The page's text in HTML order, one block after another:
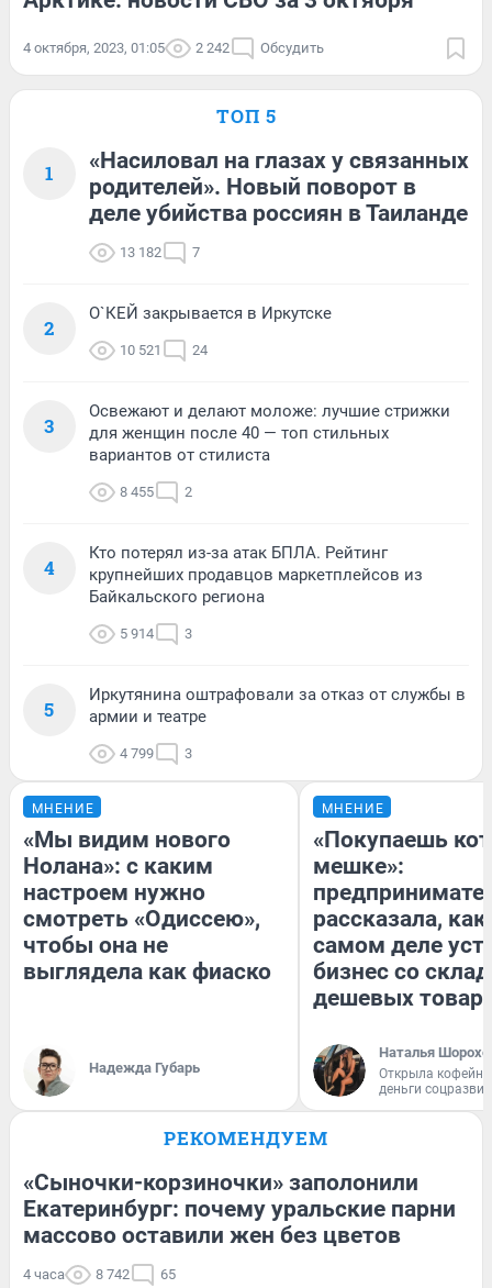
4 октября, 2023, 01:05 2 242 Обсудить
ТОП 5
1
«Насиловал на глазах у связанных
родителей». Новый поворот в
деле убийства россиян в Таиланде
13 182 7
2
О`КЕЙ закрывается в Иркутске
10 521 24
3
Освежают и делают моложе: лучшие стрижки
для женщин после 40 — топ стильных
вариантов от стилиста
8 455 2
4
Кто потерял из-за атак БПЛА. Рейтинг
крупнейших продавцов маркетплейсов из
Байкальского региона
5 914 3
5
Иркутянина оштрафовали за отказ от службы в
армии и театре
4 799 3
МНЕНИЕ
«Мы видим нового
Нолана»: с каким
настроем нужно
смотреть «Одиссею»,
чтобы она не
выглядела как фиаско
Надежда Губарь
МНЕНИЕ
«Покупаешь
мешке»:
рассказала, как
самом деле
бизнес со
дешевых
Наталья
Открыла
деньги
РЕКОМЕНДУЕМ
«Сыночки-корзиночки» заполонили
Екатеринбург: почему уральские парни
массово оставили жен без цветов
4 часа 8 742 65